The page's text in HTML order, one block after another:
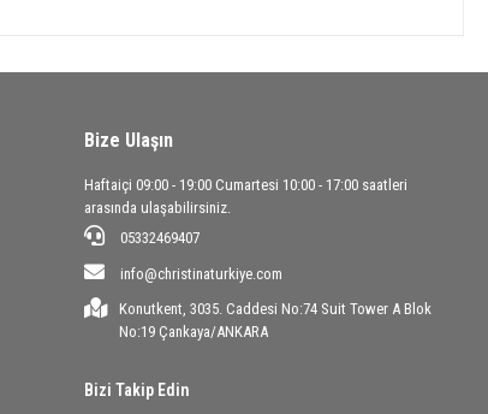
Bize Ulaşın
Haftaiçi 09:00 - 19:00 Cumartesi 10:00 - 17:00 saatleri
arasında ulaşabilirsiniz.
05332469407
info@christinaturkiye.com
Konutkent, 3035. Caddesi No:74 Suit Tower A Blok
No:19 Çankaya/ANKARA
Bizi Takip Edin